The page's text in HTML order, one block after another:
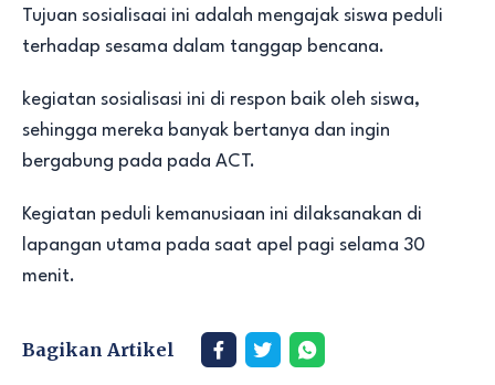
Tujuan sosialisaai ini adalah mengajak siswa peduli
terhadap sesama dalam tanggap bencana.
kegiatan sosialisasi ini di respon baik oleh siswa,
sehingga mereka banyak bertanya dan ingin
bergabung pada pada ACT.
Kegiatan peduli kemanusiaan ini dilaksanakan di
lapangan utama pada saat apel pagi selama 30
menit.
Bagikan Artikel